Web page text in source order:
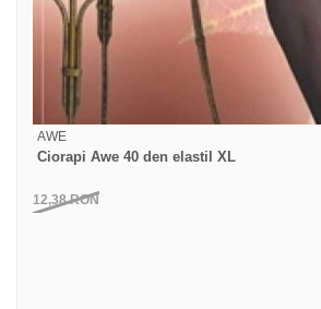
AWE
Ciorapi Awe 40 den elastil XL
12,38RON